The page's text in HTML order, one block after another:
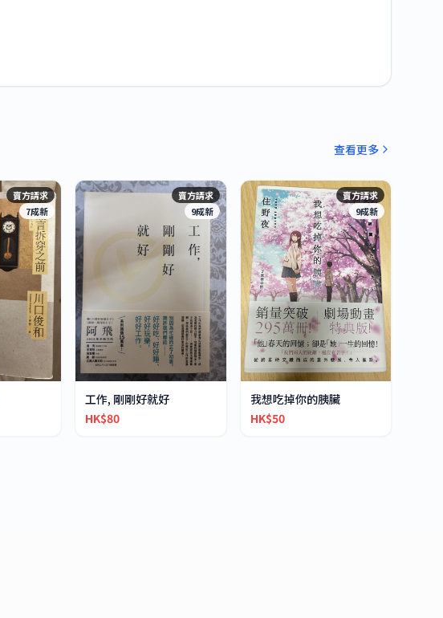
查看更多
賣方請求
7成新
賣方請求
9成新
工作, 剛剛好就好
HK$80
賣方請求
9成新
我想吃掉你的胰臟
HK$50